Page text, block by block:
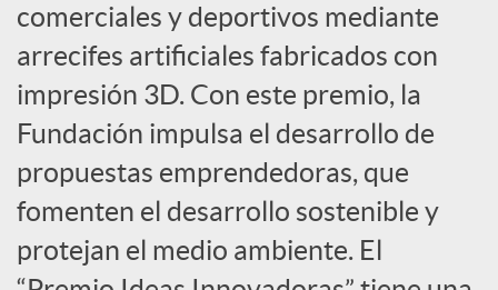
d
e
c
o
comerciales y deportivos mediante
arrecifes artificiales fabricados con
impresión 3D. Con este premio, la
Fundación impulsa el desarrollo de
propuestas emprendedoras, que
fomenten el desarrollo sostenible y
protejan el medio ambiente. El